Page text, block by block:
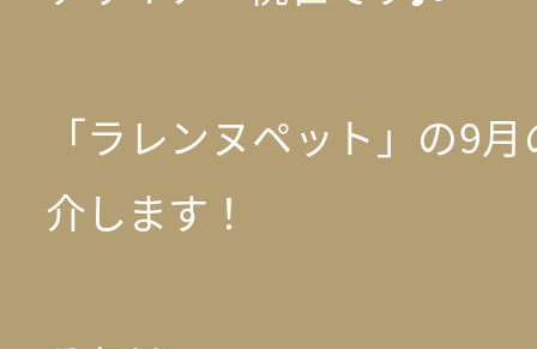
「ラレンヌペット」の9
介します！